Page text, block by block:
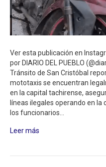
Ver esta publicación en
por DIARIO DEL PUEBLO
Tránsito de San Cristóbal
mototaxis se encuentran
en la capital tachirense,
líneas ilegales operando en
los funcionarios…
Leer más